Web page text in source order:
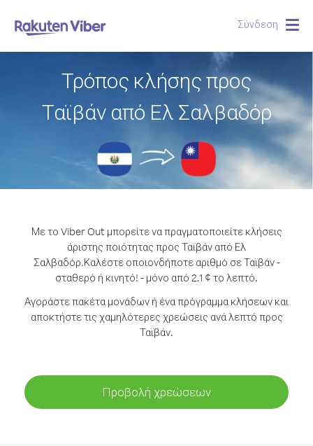
Σύνδεση
Τρόπος κλήσης προς
Ταϊβάν από Ελ Σαλβαδόρ
Με το Viber Out μπορείτε να πραγματοποιείτε κλήσεις
άριστης ποιότητας προς Ταϊβάν από Ελ
Σαλβαδόρ.Καλέστε οποιονδήποτε αριθμό σε Ταϊβάν -
σταθερό ή κινητό! - μόνο από 2.1 ¢ το λεπτό.
Αγοράστε πακέτα μονάδων ή ένα πρόγραμμα κλήσεων και
αποκτήστε τις χαμηλότερες χρεώσεις ανά λεπτό προς
Ταϊβάν.
Προβολή χρεώσεων